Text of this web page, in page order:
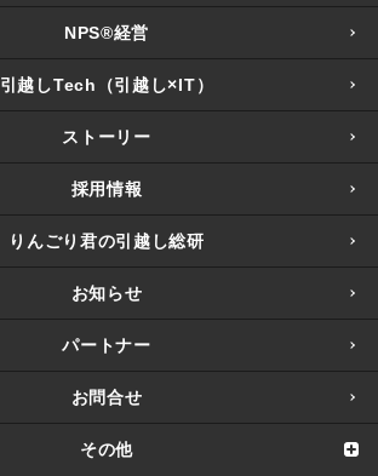
NPS®経営
引越しTech（引越し×IT）
ストーリー
採用情報
りんごり君の引越し総研
お知らせ
パートナー
お問合せ
その他